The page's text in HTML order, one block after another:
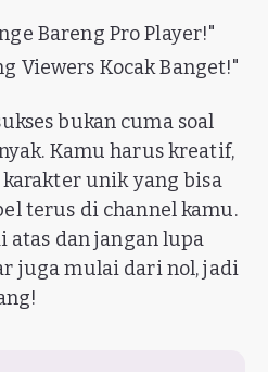
Bareng Pro Player!"
Viewers Kocak Banget!"
bukan cuma soal
Kamu harus kreatif,
unik yang bisa
terus di channel kamu.
atas dan jangan lupa
juga mulai dari nol, jadi